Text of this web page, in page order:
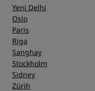
Yeni Delhi
Oslo
Paris
Riga
Şanghay
Stockholm
Sidney
Zürih